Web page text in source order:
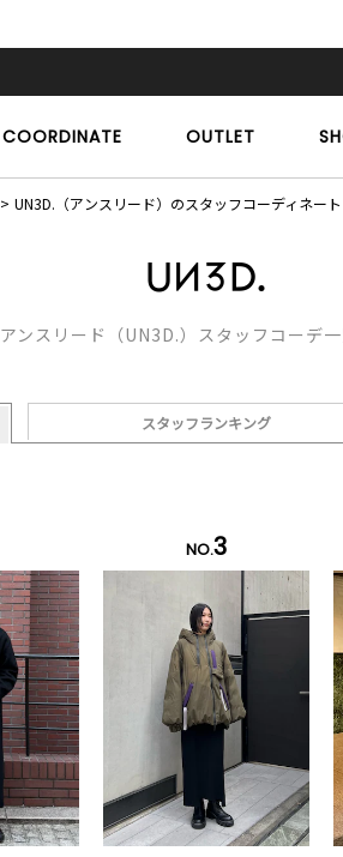
COORDINATE OUTLET
UN3D.（アンスリード）のスタッフコーディネート
アンスリード（UN3D.）スタッフコーデ一
スタッフランキング
NO.3